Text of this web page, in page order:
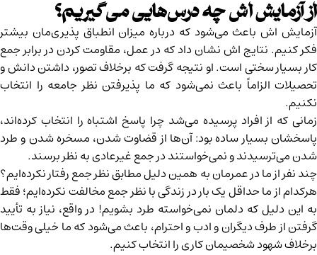
از آزمایش اش چه درس‌هایی می‌گیریم؟
آزمایش اش باعث می‌شود که درباره میزان انطباق پذیری‌مان بیشتر
فکر کنیم. نتایج اش نشان داد که در عمل، مقاومت کردن در برابر جمع
کار بسیار سختی است. او نتیجه گرفت که برخلاف تصور، داشتن دانش و
تحصیلات الزاماً باعث نمی‌شود که ما پذیرفتن نظر جامعه را انتخاب
نکنیم.
زمانی که از افراد پرسیده می‌شد چرا پاسخ اشتباه را انتخاب کرده‌اند،
پاسخشان بسیار ساده بود: آن‌ها از قضاوت شدن، مسخره شدن و طرد
شدن می‌ترسیدند و نمی‌خواستند در جمع غیرعادی به نظر برسند.
چند نفر از ما در عمرمان به همین دلیل مطابق نظر جمع رفتار نکرده‌ایم؟
هرکدام از ما حداقل یک بار در زندگی با نظر جمع مخالفت نکرد‌ه‌ایم؛ فقط
به این دلیل که دلمان نمی‌خواسته طرد بشویم! در واقع، نیاز به تأیید
گرفتن از طرف دیگران و ادب و احترام، باعث می‌شود که ما خیلی وقت‌ها
برخلاف شهود شخصیمان کاری را انتخاب کنیم.